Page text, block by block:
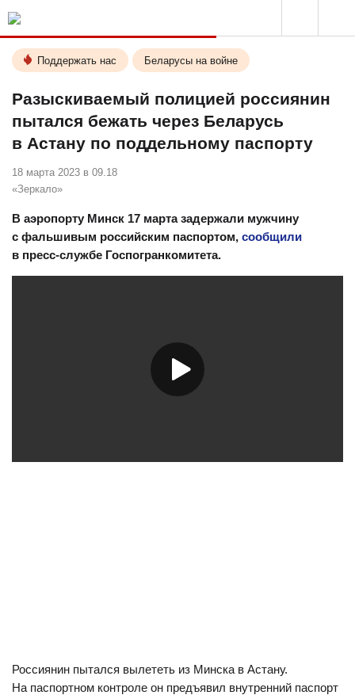
Поддержать нас Беларусы на войне
Разыскиваемый полицией россиянин
пытался бежать через Беларусь
в Астану по поддельному паспорту
18 марта 2023 в 09.18
«Зеркало»
В аэропорту Минск 17 марта задержали мужчину
с фальшивым российским паспортом, сообщили
в пресс-службе Госпогранкомитета.
Россиянин пытался вылететь из Минска в Астану.
На паспортном контроле он предъявил внутренний паспорт